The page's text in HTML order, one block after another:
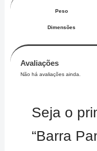
Peso
Dimensões
Avaliações
Não há avaliações ainda.
Seja o
“Barra